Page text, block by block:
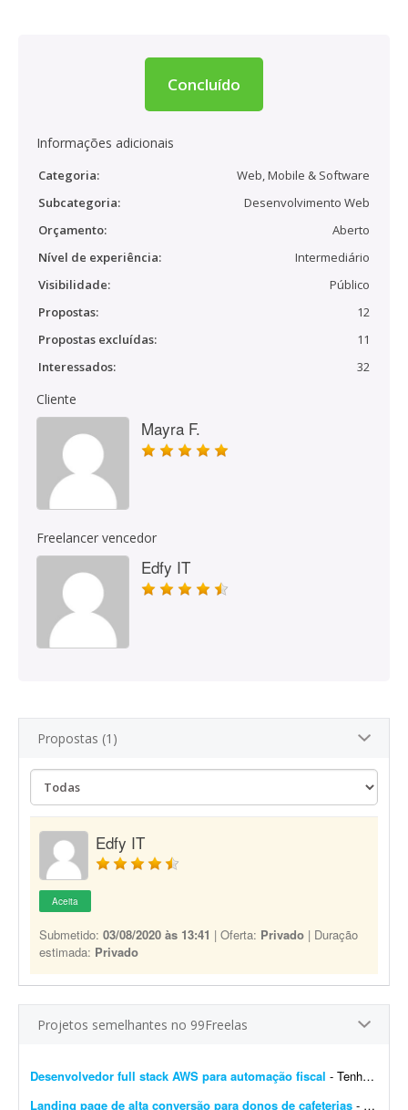
Concluído
Informações adicionais
Categoria:
Web, Mobile & Software
Subcategoria:
Desenvolvimento Web
Orçamento:
Aberto
Nível de experiência:
Intermediário
Visibilidade:
Público
Propostas:
12
Propostas excluídas:
11
Interessados:
32
Cliente
Mayra F.
Freelancer vencedor
Edfy IT
Propostas (1)
Edfy IT
Aceita
Submetido: 03/08/2020 às 13:41 | Oferta: Privado | Duração
estimada: Privado
Projetos semelhantes no 99Freelas
Desenvolvedor full stack AWS para automação fiscal - Tenho uma plataforma de automação fiscal rodando em AWS - ela pega os dados do sistema do cliente, calcula os impostos e emite a nota fiscal automaticamente. Preciso de alguém...
Landing page de alta conversão para donos de cafeterias - Sou gestor de tráfego especializado em cafeterias e cafés e preciso de uma landing page de alta conversão para captar leads (donos de cafeterias) que chegam pelos meus an&uacut...